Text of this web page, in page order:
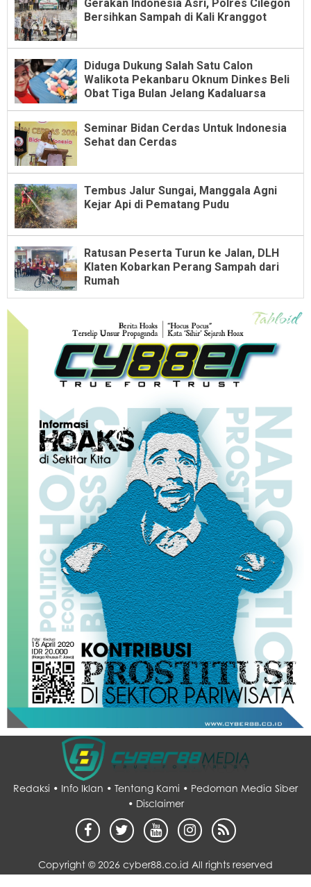
Gerakan Indonesia Asri, Polres Cilegon
Bersihkan Sampah di Kali Kranggot
Diduga Dukung Salah Satu Calon
Walikota Pekanbaru Oknum Dinkes Beli
Obat Tiga Bulan Jelang Kadaluarsa
Seminar Bidan Cerdas Untuk Indonesia
Sehat dan Cerdas
Tembus Jalur Sungai, Manggala Agni
Kejar Api di Pematang Pudu
Ratusan Peserta Turun ke Jalan, DLH
Klaten Kobarkan Perang Sampah dari
Rumah
Redaksi • Info Iklan • Tentang Kami • Pedoman Media Siber
• Disclaimer
Copyright ©2026 cyber88.co.id All rights reserved